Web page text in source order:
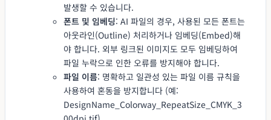
발생할 수 있습니다.
폰트 및 임베딩: AI 파일의 경우, 사용된 모든 폰트는
아웃라인(Outline) 처리하거나 임베딩(Embed)해
야 합니다. 외부 링크된 이미지도 모두 임베딩하여
파일 누락으로 인한 오류를 방지해야 합니다.
파일 이름: 명확하고 일관성 있는 파일 이름 규칙을
사용하여 혼동을 방지합니다 (예:
DesignName_Colorway_RepeatSize_CMYK_3